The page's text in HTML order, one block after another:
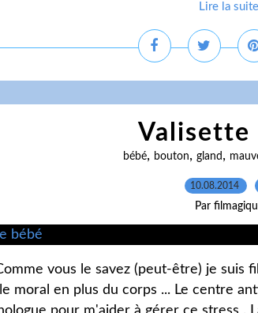
Lire la suite
Valisette
bébé, bouton, gland ,
10.08.2014
Par
vous le savez (peut-être) je suis
moral en plus du corps ... Le centre